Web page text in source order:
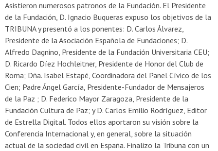
Asistieron numerosos patronos de la Fundación. El Presidente
de la Fundación, D. Ignacio Buqueras expuso los objetivos de la
TRIBUNA y presentó a los ponentes: D. Carlos Álvarez,
Presidente de la Asociación Española de Fundaciones; D.
Alfredo Dagnino, Presidente de la Fundación Universitaria CEU;
D. Ricardo Díez Hochleitner, Presidente de Honor del Club de
Roma; Dña. Isabel Estapé, Coordinadora del Panel Cívico de los
Cien; Padre Ángel García, Presidente-Fundador de Mensajeros
de la Paz ; D. Federico Mayor Zaragoza, Presidente de la
Fundación Cultura de Paz; y D. Carlos Emilio Rodríguez, Editor
de Estrella Digital. Todos ellos aportaron su visión sobre la
Conferencia Internacional y, en general, sobre la situación
actual de la sociedad civil en España. Finalizo la Tribuna con un